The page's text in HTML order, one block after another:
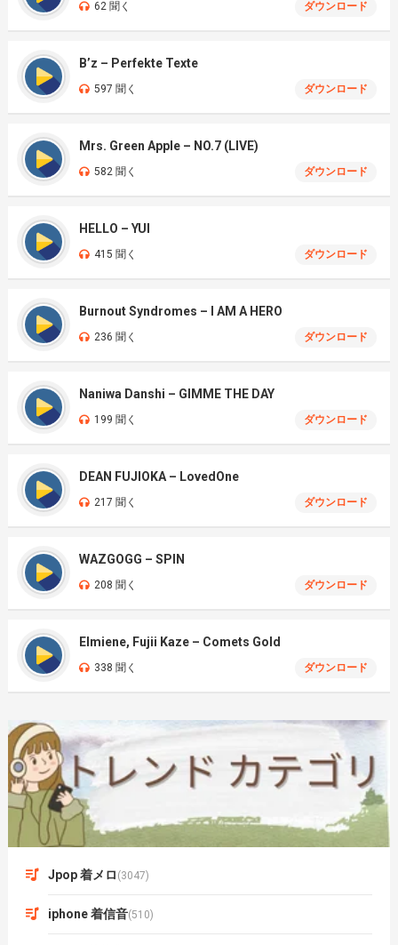
62 聞く ダウンロード
B’z – Perfekte Texte
597 聞く ダウンロード
Mrs. Green Apple – NO.7 (LIVE)
582 聞く ダウンロード
HELLO – YUI
415 聞く ダウンロード
Burnout Syndromes – I AM A HERO
236 聞く ダウンロード
Naniwa Danshi – GIMME THE DAY
199 聞く ダウンロード
DEAN FUJIOKA – LovedOne
217 聞く ダウンロード
WAZGOGG – SPIN
208 聞く ダウンロード
Elmiene, Fujii Kaze – Comets Gold
338 聞く ダウンロード
Jpop 着メロ (3047)
iphone 着信音(510)